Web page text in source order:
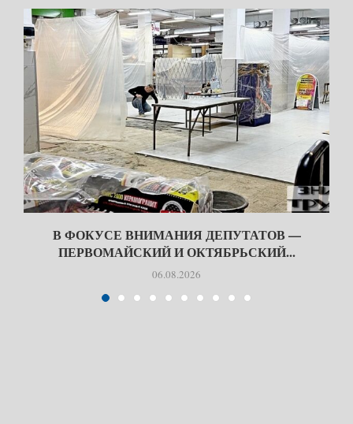
В ФОКУСЕ ВНИМАНИЯ ДЕПУТАТОВ —
ПЕРВОМАЙСКИЙ И ОКТЯБРЬСКИЙ...
06.08.2026